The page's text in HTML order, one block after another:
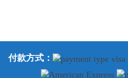
付款方式：